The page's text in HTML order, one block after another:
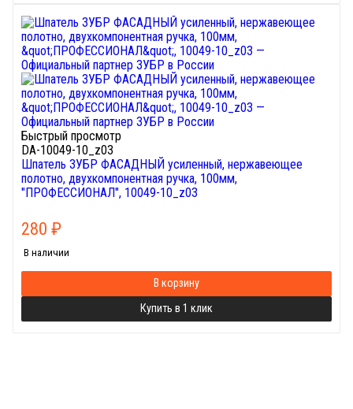
Быстрый просмотр
DA-10049-10_z03
Шпатель ЗУБР ФАСАДНЫЙ усиленный, нержавеющее
полотно, двухкомпонентная ручка, 100мм,
"ПРОФЕССИОНАЛ", 10049-10_z03
280 ₽
В наличии
В корзину
Купить в 1 клик